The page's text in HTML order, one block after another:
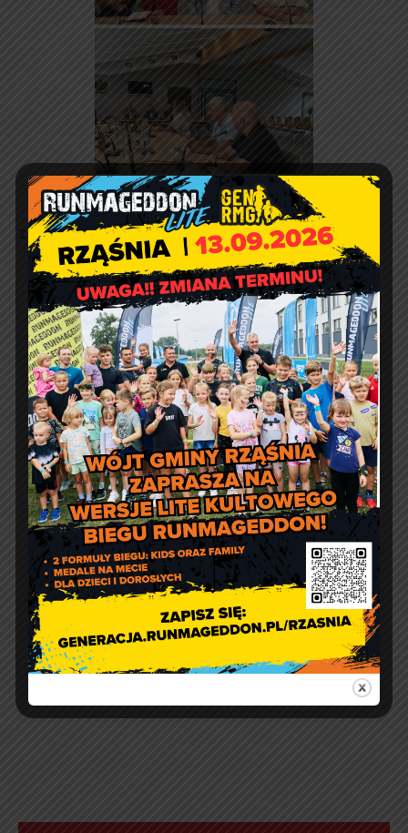
Zdjęcia:Sandra Góra.
Planowane wyłączenia
energii elektrycznej w
Rząśni
Projekt Wojska Polskiego –
Wakacje z Wojskiem 2 –
ostatni turnus